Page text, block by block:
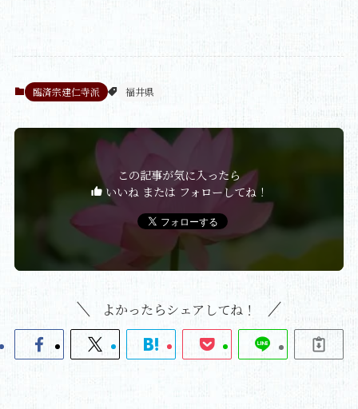
臨済宗建仁寺派 福井県
この記事が気に入ったら
いいね または フォローしてね！
よかったらシェアしてね！